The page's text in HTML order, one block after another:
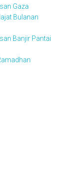
Gaza
Bulanan
Banjir Pantai